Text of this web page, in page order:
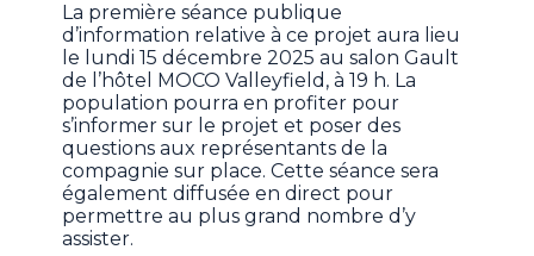
La première séance publique
d’information relative à ce projet aura lieu
le lundi 15 décembre 2025 au salon Gault
de l’hôtel MOCO Valleyfield, à 19 h. La
population pourra en profiter pour
s’informer sur le projet et poser des
questions aux représentants de la
compagnie sur place. Cette séance sera
également diffusée en direct pour
permettre au plus grand nombre d’y
assister.